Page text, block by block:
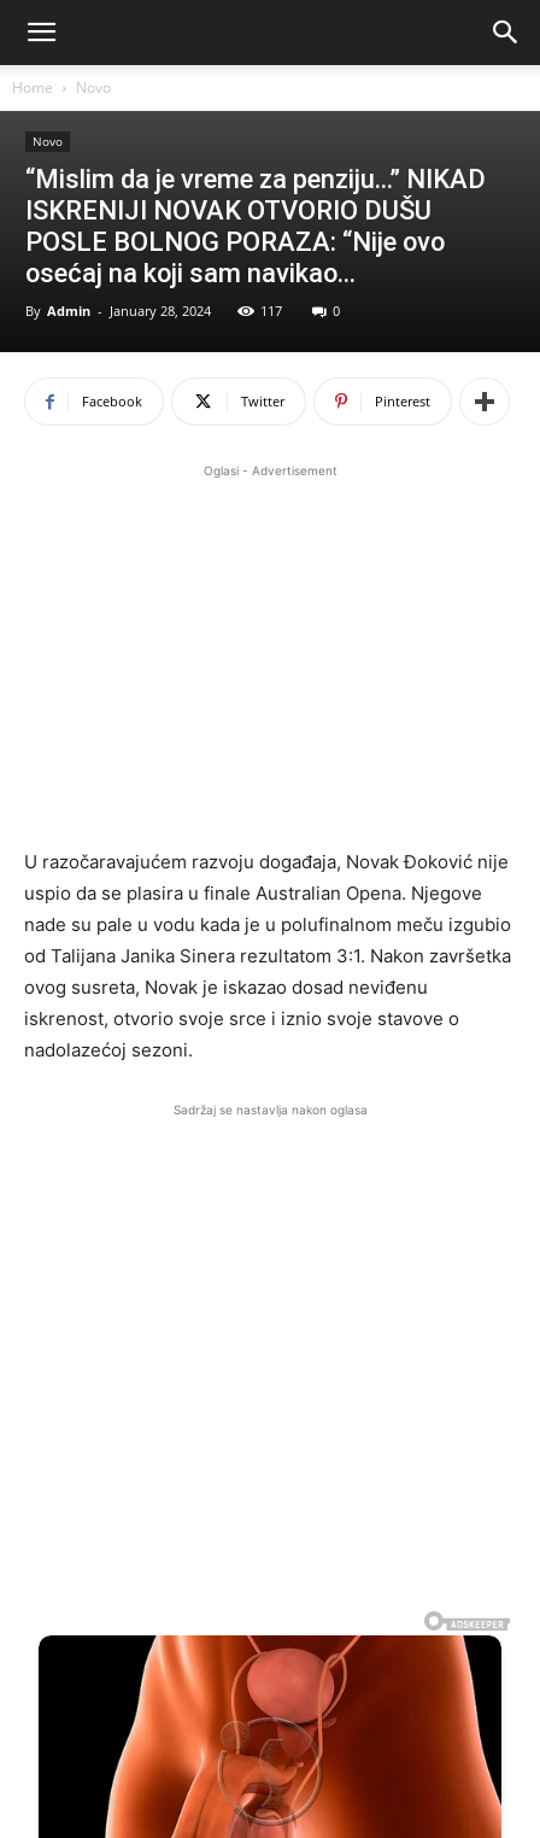
Home Novo
Novo
“Mislim da je vreme za penziju…” NIKAD
ISKRENIJI NOVAK OTVORIO DUŠU
POSLE BOLNOG PORAZA: “Nije ovo
osećaj na koji sam navikao…
By Admin - January 28, 2024 117 0
Facebook Twitter Pinterest
Oglasi - Advertisement
U razočaravajućem razvoju događaja, Novak Đoković nije
uspio da se plasira u finale Australian Opena. Njegove
nade su pale u vodu kada je u polufinalnom meču izgubio
od Talijana Janika Sinera rezultatom 3:1. Nakon završetka
ovog susreta, Novak je iskazao dosad neviđenu
iskrenost, otvorio svoje srce i iznio svoje stavove o
nadolazećoj sezoni.
Sadržaj se nastavlja nakon oglasa